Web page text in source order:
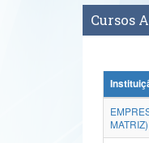
Cursos
MATRIZ)